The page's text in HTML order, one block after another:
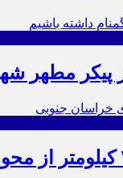
پیکر مطهر